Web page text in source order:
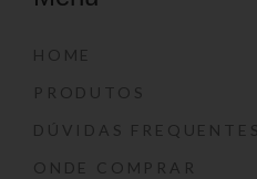
HOME
PRODUTOS
DÚVIDAS FREQUENTES
ONDE COMPRAR